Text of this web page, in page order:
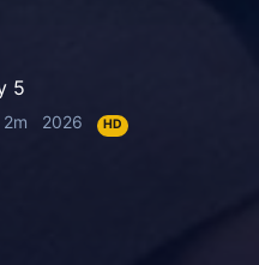
5
2026 HD